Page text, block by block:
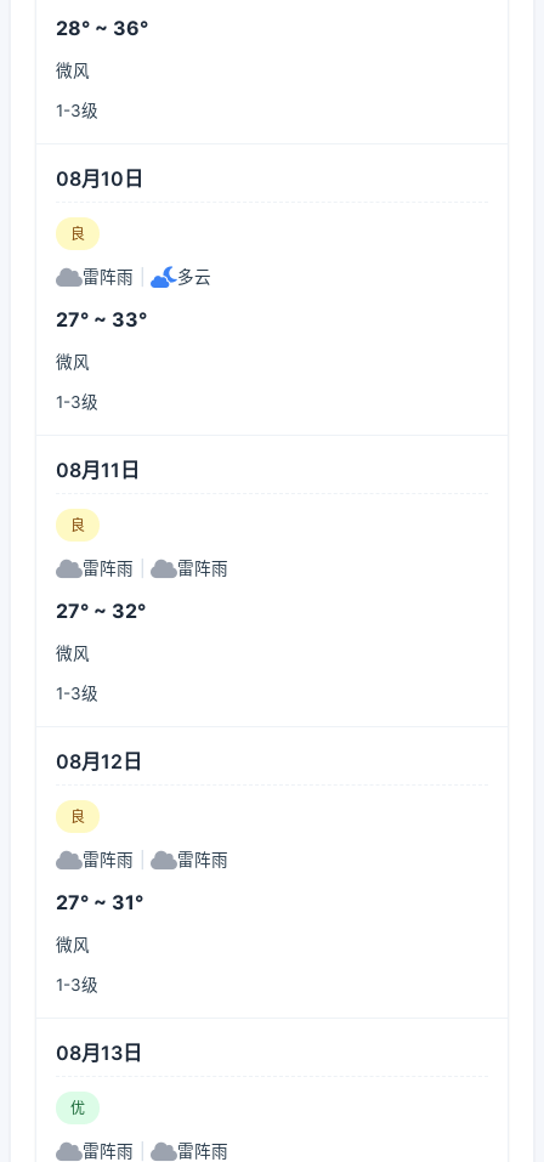
28° ~ 36°
微风
1-3级
08月10日
良
雷阵雨 多云
27° ~ 33°
微风
1-3级
08月11日
良
雷阵雨 雷阵雨
27° ~ 32°
微风
1-3级
08月12日
良
雷阵雨 雷阵雨
27° ~ 31°
微风
1-3级
08月13日
优
雷阵雨 雷阵雨